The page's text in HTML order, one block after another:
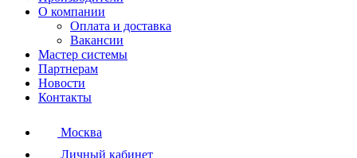
О компании
Оплата и доставка
Вакансии
Мастер системы
Партнерам
Новости
Контакты
Москва
Личный кабинет